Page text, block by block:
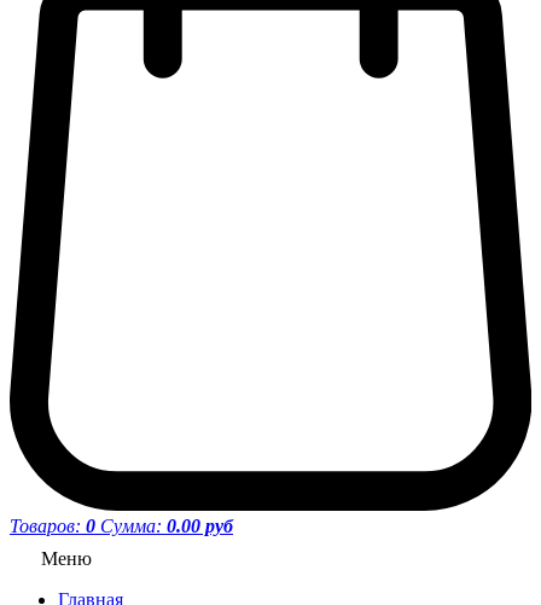
Товаров: 0 Сумма: 0.00 руб
Меню
Главная